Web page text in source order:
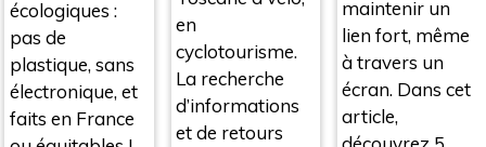
écologiques :
pas de
plastique, sans
électronique, et
faits en France
en
cyclotourisme.
La recherche
d’informations
et de retours
maintenir un
lien fort, même
à travers un
écran. Dans cet
article,